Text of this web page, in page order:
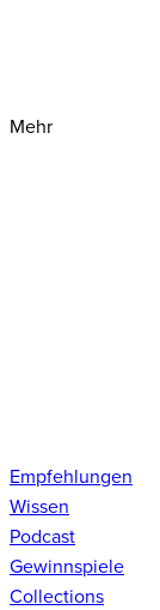
Mehr
Empfehlungen
Wissen
Podcast
Gewinnspiele
Collections